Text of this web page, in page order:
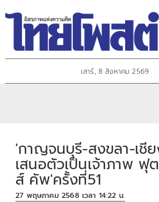
เสาร์, 8 สิงหาคม 2569
'กาญจนบุรี-สงขลา-เชีย
เสนอตัวเป็นเจ้าภาพ ฟุ
ส์ คัพ'ครั้งที่51
27 พฤษภาคม 2568 เวลา 14:22 น.